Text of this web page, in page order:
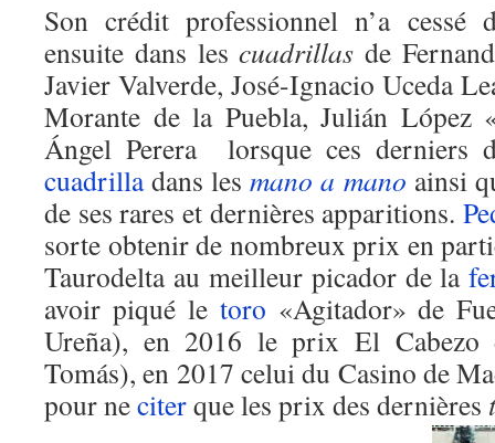
Son crédit professionnel n’a
ensuite dans lescuadrillas de
Javier Valverde, José-Ignacio Uceda
Morante de la Puebla, Julián
Ángel Perera lorsque ces derniers
cuadrilladans lesmano a mano ainsi
de ses rares et dernières apparitions.
sorte obtenir de nombreux prix en
Taurodelta au meilleur picador de la
avoir piqué le toro «Agitador» de
Ureña), en 2016 le prix El Cabezo
Tomás), en 2017 celui du Casino de
pour neciterque les prix des dernières